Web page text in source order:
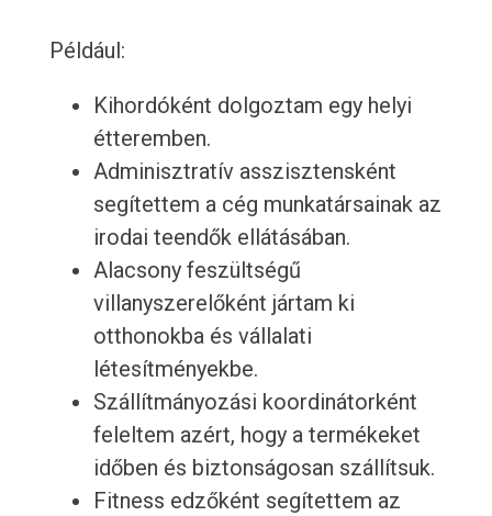
Például:
Kihordóként dolgoztam egy helyi
étteremben.
Adminisztratív asszisztensként
segítettem a cég munkatársainak az
irodai teendők ellátásában.
Alacsony feszültségű
villanyszerelőként jártam ki
otthonokba és vállalati
létesítményekbe.
Szállítmányozási koordinátorként
feleltem azért, hogy a termékeket
időben és biztonságosan szállítsuk.
Fitness edzőként segítettem az